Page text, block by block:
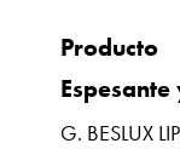
Producto
G. BESLUX